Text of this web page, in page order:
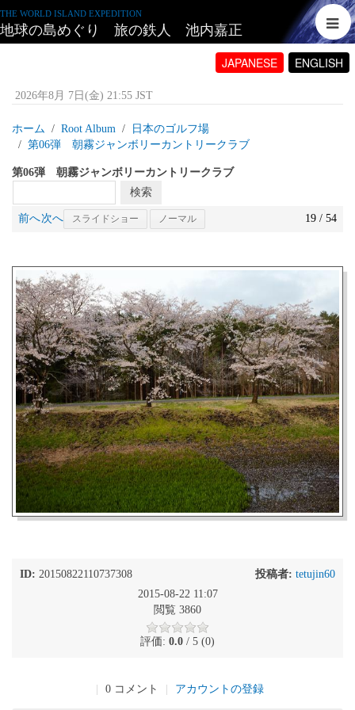
THE WORLD ISLAND EXPEDITION
地球の島めぐり 旅の鉄人 池内嘉正
JAPANESE ENGLISH
2026年8月 7日(金) 21:55 JST
ホーム Root Album
日本のゴルフ場
第06弾 朝霧ジャンボリーカントリークラブ
第06弾 朝霧ジャンボリーカントリークラブ
前へ次へ スライドショー ノーマル 19 / 54
ID: 20150822110737308 投稿者: tetujin60
2015-08-22 11:07
閲覧 3860
評価: 0.0 / 5 (0)
0 コメント アカウントの登録